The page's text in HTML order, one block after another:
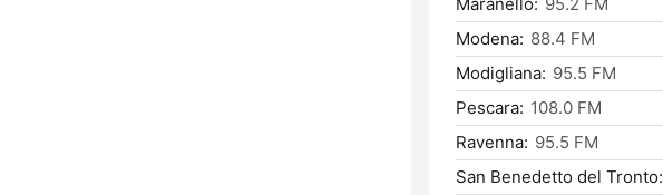
Maranello: 95.2 FM
Modena: 88.4 FM
Modigliana: 95.5 FM
Pescara: 108.0 FM
Ravenna: 95.5 FM
San Benedetto del Tronto: